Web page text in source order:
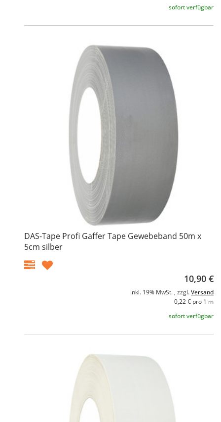
sofort verfügbar
DAS-Tape Profi Gaffer Tape Gewebeband 50m x
5cm silber
10,90 €
inkl. 19% MwSt. , zzgl. Versand
0,22 € pro 1 m
sofort verfügbar